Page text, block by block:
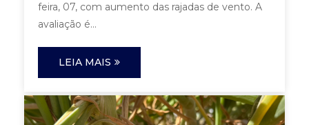
feira, 07, com aumento das rajadas de vento. A
avaliação é...
LEIA MAIS